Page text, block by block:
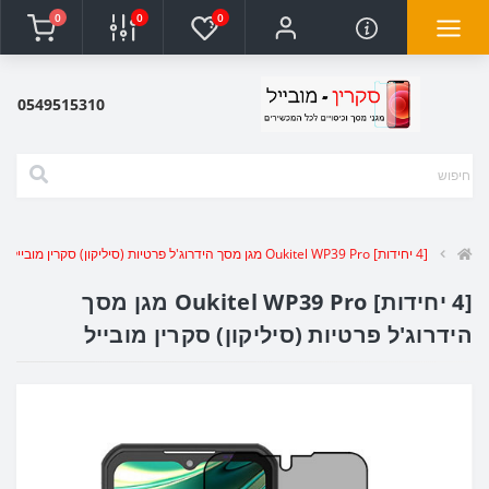
0
0
0
0549515310
[4 יחידות] Oukitel WP39 Pro מגן מסך הידרוג'ל פרטיות (סיליקון) סקרין מובייל
[4 יחידות] Oukitel WP39 Pro מגן מסך
הידרוג'ל פרטיות (סיליקון) סקרין מובייל